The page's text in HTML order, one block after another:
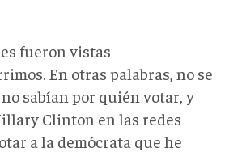
fueron vistas
En otras palabras, no se
sabían por quién votar, y
Clinton en las redes
a la demócrata que he